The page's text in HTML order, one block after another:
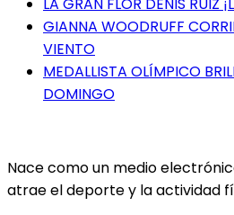
GIANNA WOODRUFF
VIENTO
MEDALLISTA OLÍMPICO
DOMINGO
Nace como un medio
atrae el deporte y la actividad